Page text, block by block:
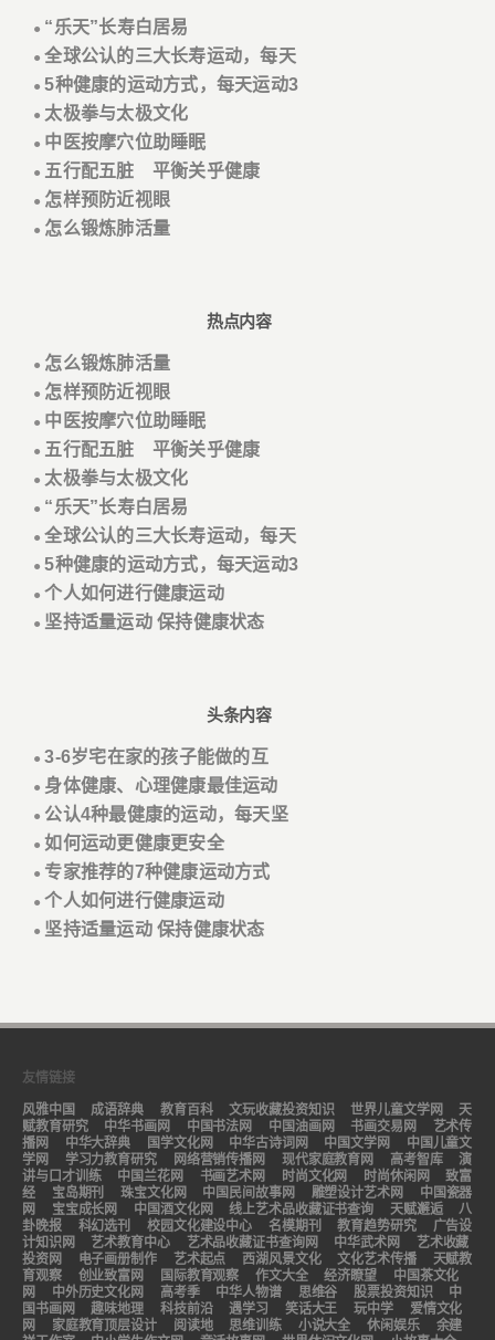
● “乐天”长寿白居易
●全球公认的三大长寿运动，每天
●5种健康的运动方式，每天运动3
● 太极拳与太极文化
● 中医按摩穴位助睡眠
● 五行配五脏 平衡关乎健康
● 怎样预防近视眼
● 怎么锻炼肺活量
热点内容
● 怎么锻炼肺活量
● 怎样预防近视眼
● 中医按摩穴位助睡眠
● 五行配五脏 平衡关乎健康
● 太极拳与太极文化
● “乐天”长寿白居易
●全球公认的三大长寿运动，每天
●5种健康的运动方式，每天运动3
●个人如何进行健康运动
● 坚持适量运动 保持健康状态
头条内容
●3-6岁宅在家的孩子能做的互
● 身体健康、心理健康最佳运动
● 公认4种最健康的运动，每天坚
● 如何运动更健康更安全
● 专家推荐的7种健康运动方式
●个人如何进行健康运动
● 坚持适量运动 保持健康状态
友情链接
风雅中国 成语辞典 教育百科 文玩收藏投资知识 世界儿童文学网
天
赋教育研究
中华书画网 中国书法网 中国油画网 书画交易网
艺术传
播网
中华大辞典 国学文化网 中华古诗词网 中国文学网
中国儿童文
学网
学习力教育研究 网络营销传播网 现代家庭教育网 高考智库
演
讲与口才训练
中国兰花网 书画艺术网 时尚文化网 时尚休闲网
致富
经
宝岛期刊 珠宝文化网 中国民间故事网 雕塑设计艺术网
中国瓷器
网
宝宝成长网 中国酒文化网 线上艺术品收藏证书查询 天赋邂逅
八
卦晚报
科幻选刊 校园文化建设中心 名模期刊 教育趋势研究
广告设
计知识网
艺术教育中心 艺术品收藏证书查询网 中华武术网
艺术收藏
投资网
电子画册制作 艺术起点 西湖风景文化 文化艺术传播
天赋教
育观察
创业致富网 国际教育观察 作文大全 经济瞭望
中国茶文化
网
中外历史文化网 高考季 中华人物谱 思维谷 股票投资知识
中
国书画网
趣味地理 科技前沿 遇学习 笑话大王 玩中学
爱情文化
网
家庭教育顶层设计 阅读地 思维训练 小说大全 休闲娱乐
余建